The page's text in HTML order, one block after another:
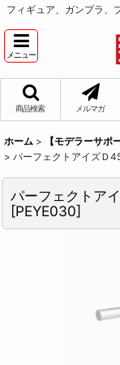
フィギュア、ガンプラ、
メニュー
商品検索 メルマガ
ホーム > 【モデラーサポ
> パーフェクトアイズＤ
パーフェクトア
[PEYE030]